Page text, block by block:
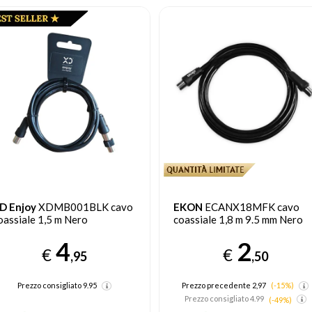
ECANX18MFK cavo
1,8 m 9.5 mm Nero
€ 2,50
Prezzo precedente 2,97 (-15%)
EKON ECVXHDMI15MMK
cavo HDMI 1,5 m HDMI tipo A
€ 5,00
Prezzo consigliato9.99